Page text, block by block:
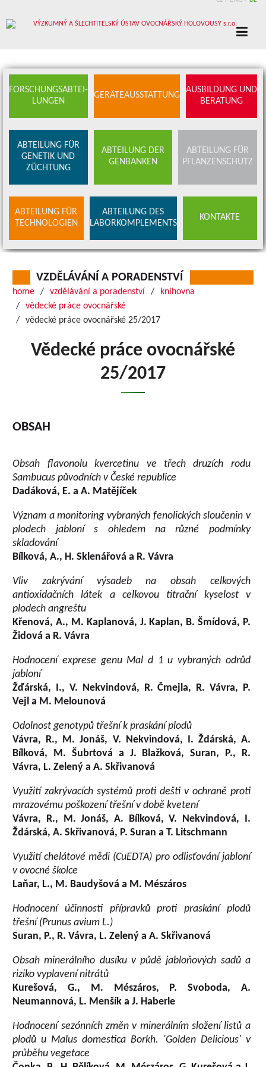
FORSCHUNGSABTEI-
LUNGEN
GERÄTEAUSSTATTUNG
AUSBILDUNG UND
BERATUNG
ABTEILUNG FÜR
GENETIK UND
ZÜCHTUNG
ABTEILUNG DER
GENBANKEN
ABTEILUNG FÜR
PFLANZENSCHUTZ
ABTEILUNG FÜR
TECHNOLOGIEN
ABTEILUNG DES
LABORKOMPLEMENTS
KONTAKTE
VZDĚLÁVÁNÍ A PORADENSTVÍ
home vzdělávání a poradenství
knihovna
vědecké práce ovocnářské
vědecké práce ovocnářské 25/2017
Vědecké práce ovocnářské
25/2017
OBSAH
Obsah flavonolu kvercetinu ve třech druzích rodu
Sambucus původních v České republice
Dadáková, E. a A. Matějíček
Význam a monitoring vybraných fenolických sloučenin v
plodech jabloní s ohledem na různé podmínky
skladování
Bílková, A., H. Sklenářová a R. Vávra
Vliv zakrývání výsadeb na obsah celkových
antioxidačních látek a celkovou titrační kyselost v
plodech angreštu
Křenová, A., M. Kaplanová, J. Kaplan, B. Šmídová, P.
Židová a R. Vávra
Hodnocení exprese genu Mal d 1 u vybraných odrůd
jabloní
Žďárská, I., V. Nekvindová, R. Čmejla, R. Vávra, P.
Vejl a M. Melounová
Odolnost genotypů třešní k praskání plodů
Vávra, R., M. Jonáš, V. Nekvindová, I. Ždárská, A.
Bílková, M. Šubrtová a J. Blažková, Suran, P., R.
Vávra, L. Zelený a A. Skřivanová
Využití zakrývacích systémů proti dešti v ochraně proti
mrazovému poškození třešní v době kvetení
Vávra, R., M. Jonáš, A. Bílková, V. Nekvindová, I.
Ždárská, A. Skřivanová, P. Suran a T. Litschmann
Využití chelátové mědi (CuEDTA) pro odlisťování jabloní
v ovocné školce
Laňar, L., M. Baudyšová a M. Mészáros
Hodnocení účinnosti přípravků proti praskání plodů
třešní (Prunus avium L.)
Suran, P., R. Vávra, L. Zelený a A. Skřivanová
Obsah minerálního dusíku v půdě jabloňových sadů a
riziko vyplavení nitrátů
Kurešová, G., M. Mészáros, P. Svoboda, A.
Neumannová, L. Menšík a J. Haberle
Hodnocení sezónních změn v minerálním složení listů a
plodů u Malus domestica Borkh. 'Golden Delicious' v
průběhu vegetace